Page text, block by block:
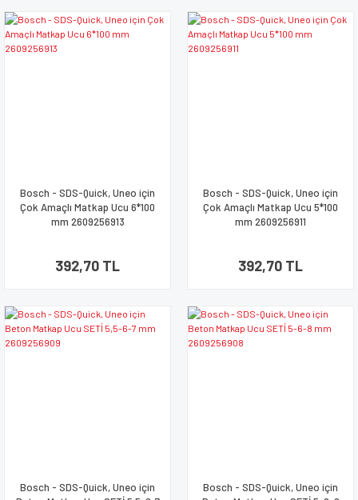
Bosch - SDS-Quick, Uneo için
Çok Amaçlı Matkap Ucu 6*100
mm 2609256913
392,70 TL
Bosch - SDS-Quick, Uneo için
Çok Amaçlı Matkap Ucu 5*100
mm 2609256911
392,70 TL
Bosch - SDS-Quick, Uneo için
Bosch - SDS-Quick, Uneo için